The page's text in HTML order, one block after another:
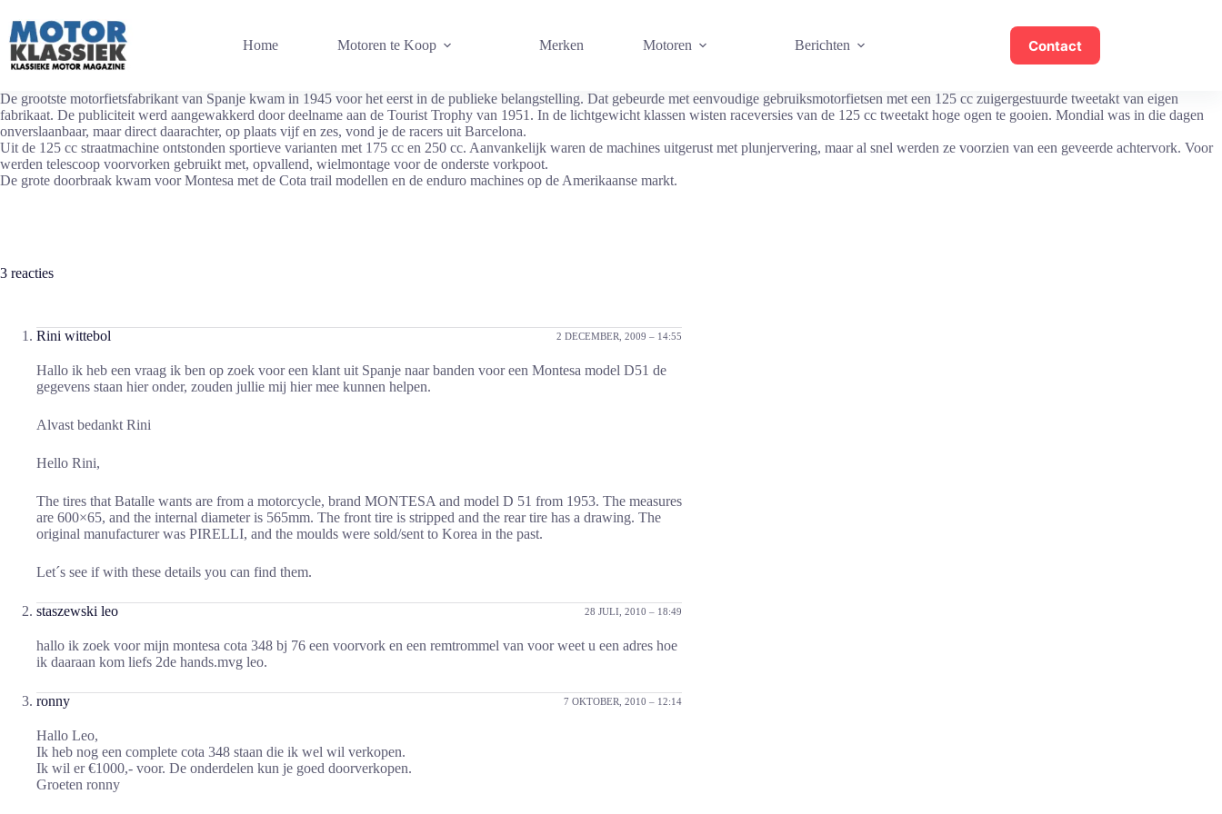
naar
de
inhoud
Home Motoren te Koop Merken Motoren Berichten Contact
De grootste motorfietsfabrikant van Spanje kwam in 1945 voor het eerst in de publieke belangstelling. Dat gebeurde met eenvoudige gebruiksmotorfietsen met een 125 cc zuigergestuurde tweetakt van eigen
fabrikaat. De publiciteit werd aangewakkerd door deelname aan de Tourist Trophy van 1951. In de lichtgewicht klassen wisten raceversies van de 125 cc tweetakt hoge ogen te gooien. Mondial was in die dagen
onverslaanbaar, maar direct daarachter, op plaats vijf en zes, vond je de racers uit Barcelona.
Uit de 125 cc straatmachine ontstonden sportieve varianten met 175 cc en 250 cc. Aanvankelijk waren de machines uitgerust met plunjervering, maar al snel werden ze voorzien van een geveerde achtervork. Voor
werden telescoop voorvorken gebruikt met, opvallend, wielmontage voor de onderste vorkpoot.
De grote doorbraak kwam voor Montesa met de Cota trail modellen en de enduro machines op de Amerikaanse markt.
3 reacties
Rini wittebol 2 DECEMBER, 2009 – 14:55
Hallo ik heb een vraag ik ben op zoek voor een klant uit Spanje naar banden voor een Montesa model D51 de
gegevens staan hier onder, zouden jullie mij hier mee kunnen helpen.
Alvast bedankt Rini
Hello Rini,
The tires that Batalle wants are from a motorcycle, brand MONTESA and model D 51 from 1953. The measures
are 600×65, and the internal diameter is 565mm. The front tire is stripped and the rear tire has a drawing. The
original manufacturer was PIRELLI, and the moulds were sold/sent to Korea in the past.
Let´s see if with these details you can find them.
staszewski leo 28 JULI, 2010 – 18:49
hallo ik zoek voor mijn montesa cota 348 bj 76 een voorvork en een remtrommel van voor weet u een adres hoe
ik daaraan kom liefs 2de hands.mvg leo.
ronny 7 OKTOBER, 2010 – 12:14
Hallo Leo,
Ik heb nog een complete cota 348 staan die ik wel wil verkopen.
Ik wil er €1000,- voor. De onderdelen kun je goed doorverkopen.
Groeten ronny